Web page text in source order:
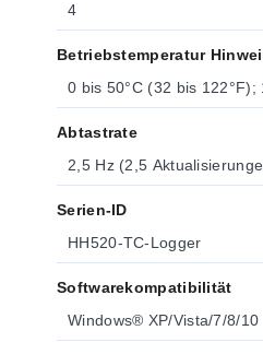
4
Betriebstemperatur
0 bis 50°C (32 bis
Abtastrate
2,5 Hz (2,5
Serien-ID
HH520-TC-Logger
Softwarekompatibilität
Windows® XP/Vista/7/8/10